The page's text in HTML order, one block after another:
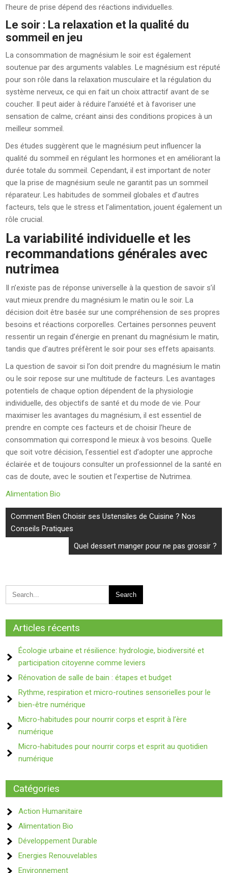
l’heure de prise dépend des réactions individuelles.
Le soir : La relaxation et la qualité du
sommeil en jeu
La consommation de magnésium le soir est également
soutenue par des arguments valables. Le magnésium est réputé
pour son rôle dans la relaxation musculaire et la régulation du
système nerveux, ce qui en fait un choix attractif avant de se
coucher. Il peut aider à réduire l’anxiété et à favoriser une
sensation de calme, créant ainsi des conditions propices à un
meilleur sommeil.
Des études suggèrent que le magnésium peut influencer la
qualité du sommeil en régulant les hormones et en améliorant la
durée totale du sommeil. Cependant, il est important de noter
que la prise de magnésium seule ne garantit pas un sommeil
réparateur. Les habitudes de sommeil globales et d’autres
facteurs, tels que le stress et l’alimentation, jouent également un
rôle crucial.
La variabilité individuelle et les
recommandations générales avec
nutrimea
Il n’existe pas de réponse universelle à la question de savoir s’il
vaut mieux prendre du magnésium le matin ou le soir. La
décision doit être basée sur une compréhension de ses propres
besoins et réactions corporelles. Certaines personnes peuvent
ressentir un regain d’énergie en prenant du magnésium le matin,
tandis que d’autres préfèrent le soir pour ses effets apaisants.
La question de savoir si l’on doit prendre du magnésium le matin
ou le soir repose sur une multitude de facteurs. Les avantages
potentiels de chaque option dépendent de la physiologie
individuelle, des objectifs de santé et du mode de vie. Pour
maximiser les avantages du magnésium, il est essentiel de
prendre en compte ces facteurs et de choisir l’heure de
consommation qui correspond le mieux à vos besoins. Quelle
que soit votre décision, l’essentiel est d’adopter une approche
éclairée et de toujours consulter un professionnel de la santé en
cas de doute, avec le soutien et l’expertise de Nutrimea.
Alimentation Bio
Navigation
de
Comment Bien Choisir ses Ustensiles de Cuisine ? Nos
Conseils Pratiques
Quel dessert manger pour ne pas grossir ?
Articles récents
Écologie urbaine et résilience: hydrologie, biodiversité et
participation citoyenne comme leviers
Rénovation de salle de bain : étapes et budget
Rythme, respiration et micro-routines sensorielles pour le
bien-être numérique
Micro-habitudes pour nourrir corps et esprit à l’ère
numérique
Micro-habitudes pour nourrir corps et esprit au quotidien
numérique
Catégories
Action Humanitaire
Alimentation Bio
Développement Durable
Energies Renouvelables
Environnement